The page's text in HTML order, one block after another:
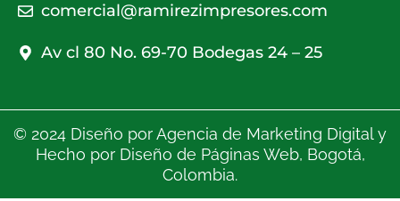
comercial@ramirezimpresores.com
Av cl 80 No. 69-70 Bodegas 24 – 25
© 2024 Diseño porAgencia de Marketing Digitaly
Hecho por Diseño de Páginas Web, Bogotá,
Colombia.